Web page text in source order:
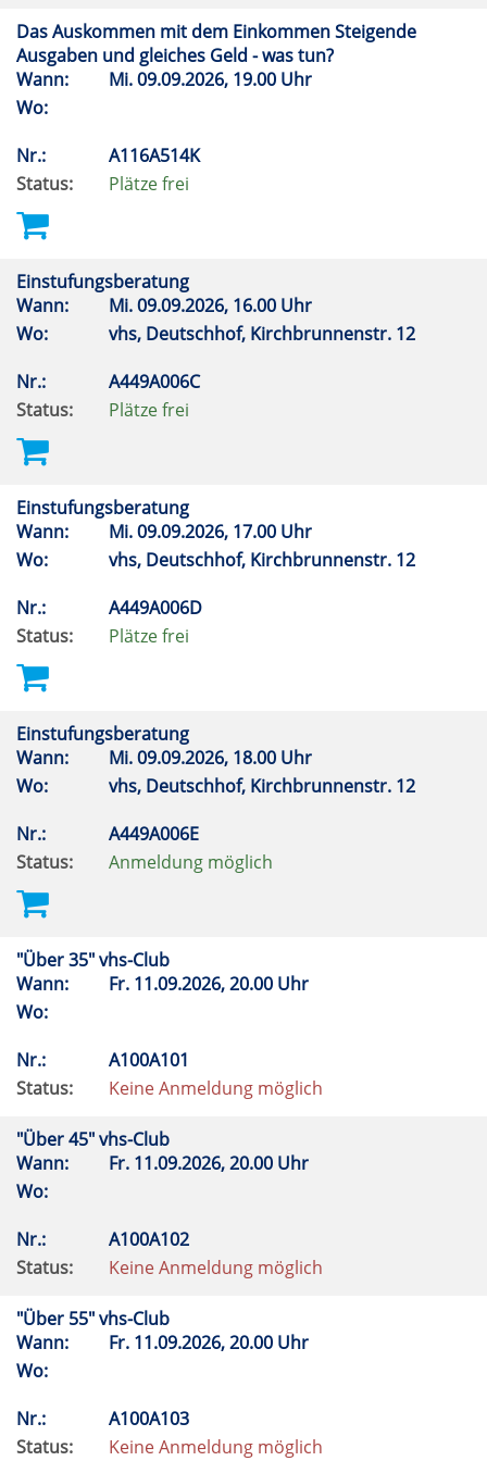
Das Auskommen mit dem Einkommen Steigende
Ausgaben und gleiches Geld - was tun?
Wann:
Mi.09.09.2026, 19.00 Uhr
Wo:
Nr.:
A116A514K
Status:
Plätze frei
Einstufungsberatung
Wann:
Mi.09.09.2026, 16.00 Uhr
Wo:
vhs, Deutschhof, Kirchbrunnenstr. 12
Nr.:
A449A006C
Status:
Plätze frei
Einstufungsberatung
Wann:
Mi.09.09.2026, 17.00 Uhr
Wo:
vhs, Deutschhof, Kirchbrunnenstr. 12
Nr.:
A449A006D
Status:
Plätze frei
Einstufungsberatung
Wann:
Mi.09.09.2026, 18.00 Uhr
Wo:
vhs, Deutschhof, Kirchbrunnenstr. 12
Nr.:
A449A006E
Status:
Anmeldung möglich
"Über 35" vhs-Club
Wann:
Fr. 11.09.2026, 20.00 Uhr
Wo:
Nr.:
A100A101
Status:
Keine Anmeldung möglich
"Über 45" vhs-Club
Wann:
Fr. 11.09.2026, 20.00 Uhr
Wo:
Nr.:
A100A102
Status:
Keine Anmeldung möglich
"Über 55" vhs-Club
Wann:
Fr. 11.09.2026, 20.00 Uhr
Wo:
Nr.:
A100A103
Status:
Keine Anmeldung möglich